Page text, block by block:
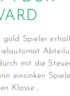
gold Spieler
mit die
einsinken Spiele
Klasse ,